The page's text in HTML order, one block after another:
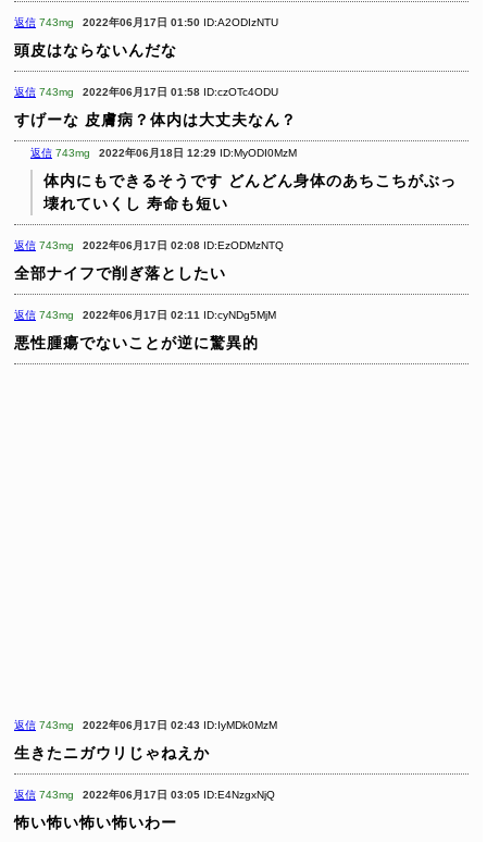
返信 743mg 2022年06月17日 01:50 ID:A2ODIzNTU
頭皮はならないんだな
返信 743mg 2022年06月17日 01:58 ID:czOTc4ODU
すげーな 皮膚病？体内は大丈夫なん？
返信 743mg 2022年06月18日 12:29 ID:MyODI0MzM
体内にもできるそうです どんどん身体のあちこちがぶっ
壊れていくし 寿命も短い
返信 743mg 2022年06月17日 02:08 ID:EzODMzNTQ
全部ナイフで削ぎ落としたい
返信 743mg 2022年06月17日 02:11 ID:cyNDg5MjM
悪性腫瘍でないことが逆に驚異的
返信 743mg 2022年06月17日 02:43 ID:IyMDk0MzM
生きたニガウリじゃねえか
返信 743mg 2022年06月17日 03:05 ID:E4NzgxNjQ
怖い怖い怖い怖いわー